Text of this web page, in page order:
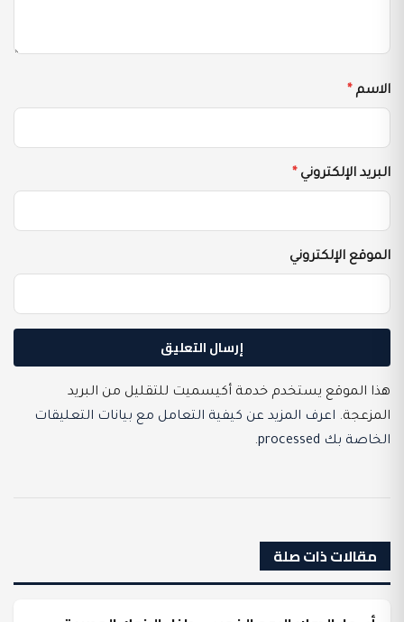
الاسم *
البريد الإلكتروني *
الموقع الإلكتروني
هذا الموقع يستخدم خدمة أكيسميت للتقليل من البريد
المزعجة. اعرف المزيد عن كيفية التعامل مع بيانات التعليقات
الخاصة بك processed
.
مقالات ذات صلة